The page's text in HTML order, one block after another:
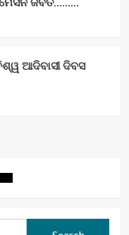
ଆଦିବାସୀ ଦିବସ